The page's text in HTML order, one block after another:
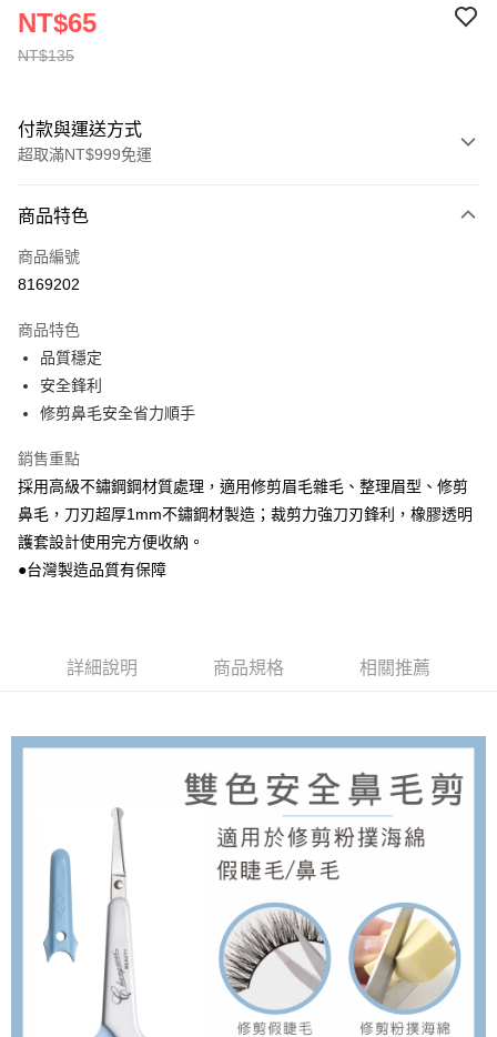
NT$135
NT$65
付款與運送方式
超取滿NT$999免運
信用卡一次付款
超商取貨付款
Apple Pay
街口支付
Google Pay
AFTEE先享後付
相關說明
【關於「AFTEE先享後付」】
３．安心：先確認商品／服務後，再付款。
結帳頁面，進行簡訊認證並確認金額後，即可完成結帳。
２．訂單成立數日內，您將收到繳費通知簡訊。
３．收到繳費通知簡訊後14天內，點擊此簡訊中的連結，可透過四大超商／
ATM／網路銀行／等多元方式進行付款，方視為交易完成。
※ 請注意：結帳手續完成當下不需立刻繳費，但若您需要取消訂單，請聯絡
購買商品的店家。未經商家同意取消之訂單仍視為有效，需透過AFTEE先享
後付繳納相關費用。
※ 交易是否成功請以「AFTEE先享後付 」之結帳頁面顯示為準，若有關於
是否繳費成功／繳費後需取消欲退款等相關疑問，請聯繫「AFTEE先享後付
客戶支援中心」
https://netprotections.freshdesk.com/support/home
【注意事項】
１．透過由恩沛科技股份有限公司提供之「AFTEE先享後付」服務完成之交
易，需依本服務之必要範圍內提供個人資料，並將交易相關給付款項請求債
權轉讓予恩沛科技股份有限公司。
全家取貨付款
先付款後全家取貨
每筆NT$80，滿NT$999(含以上)免運費
7-11取貨付款
每筆NT$80，滿NT$999(含以上)免運費
先付款後7-11取貨
每筆NT$80，滿NT$999(含以上)免運費
宅配
每筆NT$90，滿NT$999(含以上)免運費
商品特色
商品編號
8169202
商品特色
品質穩定
安全鋒利
修剪鼻毛安全省力順手
銷售重點
採用高級不鏽鋼鋼材質處理，適用修剪眉毛雜毛、整理眉型、修剪
鼻毛，刀刃超厚1mm不鏽鋼材製造；裁剪力強刀刃鋒利，橡膠透明
護套設計使用完方便收納。
●台灣製造品質有保障
詳細說明 商品規格 相關推薦